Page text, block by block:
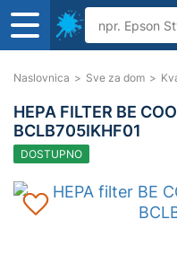
Naslovnica > Sve za dom >
HEPA FILTER BE
BCLB705IKHF01
DOSTUPNO